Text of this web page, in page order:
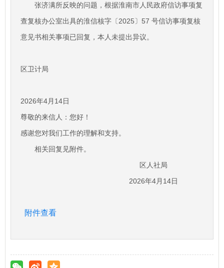
张济满所反映的问题，根据淮南市人民政府信访事项复
查复核办公室出具的淮信核字〔2025〕57 号信访事项复核
意见书相关事项已回复，本人未提出异议。
区卫计局
2026年4月14日
尊敬的来信人：您好！
感谢您对我们工作的理解和支持。
相关回复见附件。
区人社局
2026年4月14日
附件查看